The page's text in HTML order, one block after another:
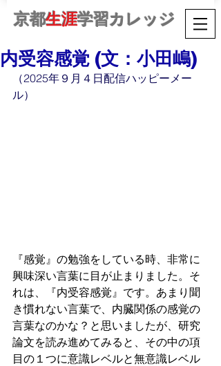
京都生涯学習カレッジ
内受容感覚 (文：小田嶋)
（2025年９月４日配信ハッピーメー
ル）
『感覚』の勉強をしている時、非常に
興味深い言葉に目が止まりました。そ
れは、『内受容感覚』です。あまり聞
き慣れない言葉で、内臓関係の感覚の
言葉なのかな？と思いましたが、研究
論文を読み進めてみると、その中の項
目の１つに意識レベルと無意識レベル